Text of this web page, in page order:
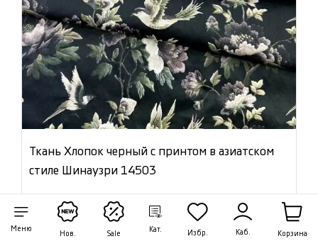
Меню
Нов. Sale
Кат. Избр. Каб. Корзина
Ткань Хлопок черный с принтом в азиатском
стиле Шинаузри 14503
1 350 ₽/м
Артикул: 14503